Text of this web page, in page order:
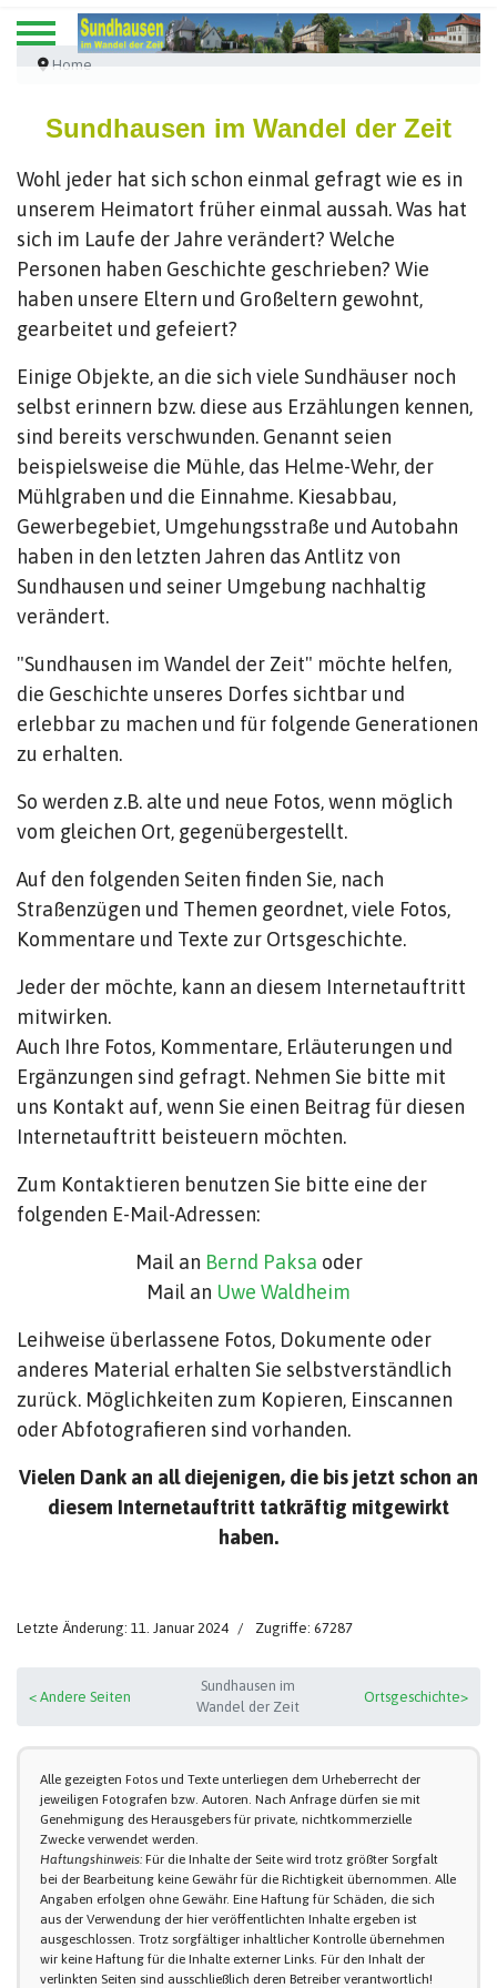
Home
Sundhausen im Wandel der Zeit
Wohl jeder hat sich schon einmal gefragt wie es in
unserem Heimatort früher einmal aussah. Was hat
sich im Laufe der Jahre verändert? Welche
Personen haben Geschichte geschrieben? Wie
haben unsere Eltern und Großeltern gewohnt,
gearbeitet und gefeiert?
Einige Objekte, an die sich viele Sundhäuser noch
selbst erinnern bzw. diese aus Erzählungen kennen,
sind bereits verschwunden. Genannt seien
beispielsweise die Mühle, das Helme-Wehr, der
Mühlgraben und die Einnahme. Kiesabbau,
Gewerbegebiet, Umgehungsstraße und Autobahn
haben in den letzten Jahren das Antlitz von
Sundhausen und seiner Umgebung nachhaltig
verändert.
"Sundhausen im Wandel der Zeit" möchte helfen,
die Geschichte unseres Dorfes sichtbar und
erlebbar zu machen und für folgende Generationen
zu erhalten.
So werden z.B. alte und neue Fotos, wenn möglich
vom gleichen Ort, gegenübergestellt.
Auf den folgenden Seiten finden Sie, nach
Straßenzügen und Themen geordnet, viele Fotos,
Kommentare und Texte zur Ortsgeschichte.
Jeder der möchte, kann an diesem Internetauftritt
mitwirken.
Auch Ihre Fotos, Kommentare, Erläuterungen und
Ergänzungen sind gefragt. Nehmen Sie bitte mit
uns Kontakt auf, wenn Sie einen Beitrag für diesen
Internetauftritt beisteuern möchten.
Zum Kontaktieren benutzen Sie bitte eine der
folgenden E-Mail-Adressen:
Mail an Bernd Paksa oder
Mail an Uwe Waldheim
Leihweise überlassene Fotos, Dokumente oder
anderes Material erhalten Sie selbstverständlich
zurück. Möglichkeiten zum Kopieren, Einscannen
oder Abfotografieren sind vorhanden.
Vielen Dank an all diejenigen, die bis jetzt schon an
diesem Internetauftritt tatkräftig mitgewirkt
haben.
Letzte Änderung: 11. Januar 2024 Zugriffe: 67287
< Andere Seiten
Sundhausen im
Wandel der Zeit
Ortsgeschichte>
Alle gezeigten Fotos und Texte unterliegen dem Urheberrecht der
jeweiligen Fotografen bzw. Autoren. Nach Anfrage dürfen sie mit
Genehmigung des Herausgebers für private, nichtkommerzielle
Zwecke verwendet werden.
Haftungshinweis: Für die Inhalte der Seite wird trotz größter Sorgfalt
bei der Bearbeitung keine Gewähr für die Richtigkeit übernommen. Alle
Angaben erfolgen ohne Gewähr. Eine Haftung für Schäden, die sich
aus der Verwendung der hier veröffentlichten Inhalte ergeben ist
ausgeschlossen. Trotz sorgfältiger inhaltlicher Kontrolle übernehmen
wir keine Haftung für die Inhalte externer Links. Für den Inhalt der
verlinkten Seiten sind ausschließlich deren Betreiber verantwortlich!